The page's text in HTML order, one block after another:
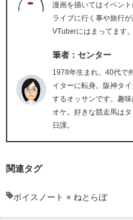
漫画を描いてはイベン
ライブに行く事や旅行
VTuberにはまってます。
筆者：センター
1978年生まれ。40代で
イターに転身。阪神タ
するオッサンです。趣
オケ。好きな競走馬は
日課。
関連タグ
ボイスノート × ねとらぼ